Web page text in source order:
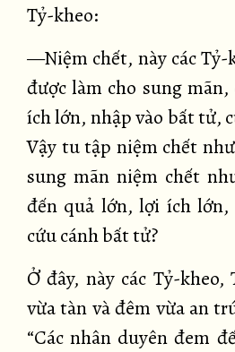
Tỷ-kheo:
—Niệm chết, này các Tỷ-
được làm cho sung
ích lớn, nhập vào bất tử,
Vậy tu tập niệm chết
sung mãn niệm chết
đến quả lớn, lợi ích
cứu cánh bất tử?
Ở đây, này các Tỷ-
vừa tàn và đêm vừa an
“Các nhân duyên đem